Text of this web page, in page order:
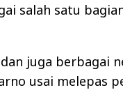
salah satu
juga berbagai
usai melepas